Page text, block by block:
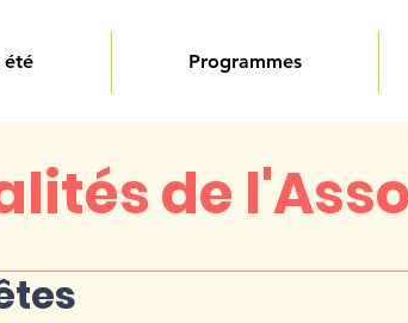
été Programmes
de